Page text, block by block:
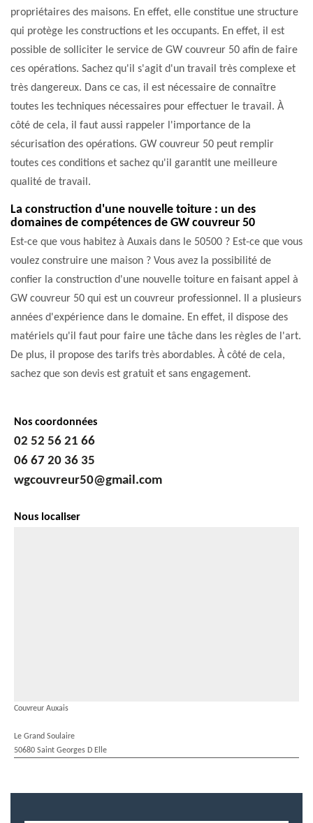
propriétaires des maisons. En effet, elle constitue une structure
qui protège les constructions et les occupants. En effet, il est
possible de solliciter le service de GW couvreur 50 afin de faire
ces opérations. Sachez qu'il s'agit d'un travail très complexe et
très dangereux. Dans ce cas, il est nécessaire de connaître
toutes les techniques nécessaires pour effectuer le travail. À
côté de cela, il faut aussi rappeler l'importance de la
sécurisation des opérations. GW couvreur 50 peut remplir
toutes ces conditions et sachez qu'il garantit une meilleure
qualité de travail.
La construction d'une nouvelle toiture : un des
domaines de compétences de GW couvreur 50
Est-ce que vous habitez à Auxais dans le 50500 ? Est-ce que vous
voulez construire une maison ? Vous avez la possibilité de
confier la construction d'une nouvelle toiture en faisant appel à
GW couvreur 50 qui est un couvreur professionnel. Il a plusieurs
années d'expérience dans le domaine. En effet, il dispose des
matériels qu'il faut pour faire une tâche dans les règles de l'art.
De plus, il propose des tarifs très abordables. À côté de cela,
sachez que son devis est gratuit et sans engagement.
Nos coordonnées
02 52 56 21 66
06 67 20 36 35
wgcouvreur50@gmail.com
Nous localiser
Couvreur Auxais
Le Grand Soulaire
50680 Saint Georges D Elle